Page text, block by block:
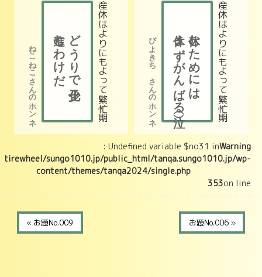
産休は​ よりにもよって​ 繁忙期
休むためには
休まずがんばる（泣）
ぴよきち さんのホンネ
産休は​ よりにもよって​ 繁忙期
どうりで少子化
進むわけだ
ねこねこさんのホンネ
Warning
: Undefined variable $no31 in
tirewheel/sungo1010.jp/public_html/tanqa.sungo1010.jp/wp-
content/themes/tanqa2024/single.php
on line
353
お題No.006 »
« お題No.009